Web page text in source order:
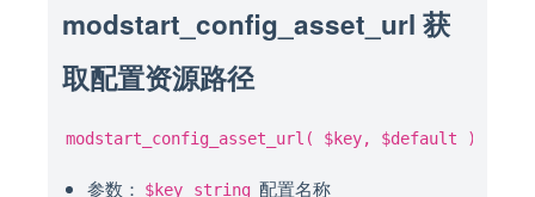
modstart_config_asset_url 获
取配置资源路径
modstart_config_asset_url( $key, $default )
参数： $key string 配置名称